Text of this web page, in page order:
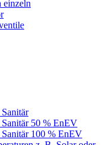
einzeln
50 % EnEV
100 % EnEV